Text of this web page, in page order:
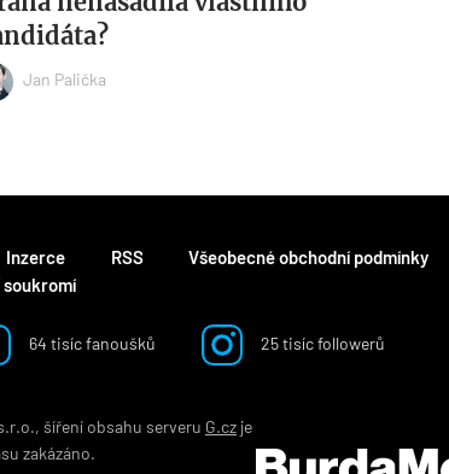
Jan Palička
Inzerce RSS Všeobecné obchodní podmínky
64 tisíc fanoušků 25 tisíc followerů
šíření obsahu serveru G.cz je
zakázáno.